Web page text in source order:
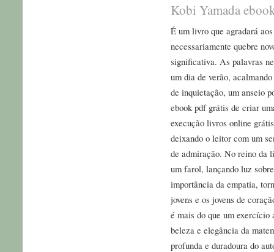
Kobi Yamada
É um livro que agradará
necessariamente quebre
significativa. As palavras
um dia de verão,
de inquietação, um anseio
ebook pdf grátis de criar
execução livros online
deixando o leitor com um
de admiração. No reino da
um farol, lançando luz
importância da empatia,
jovens e os jovens de
é mais do que um exercício
beleza e elegância da
profunda e duradoura do